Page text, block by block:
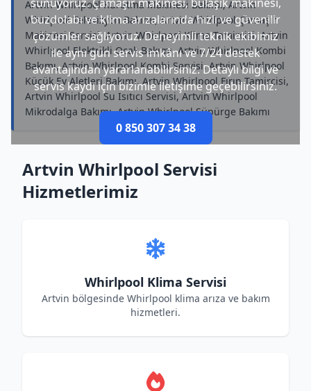
buzdolabı ve klima arızalarında hızlı ve güvenilir
çözümler sağlıyoruz. Deneyimli teknik ekibimiz
ile aynı gün servis imkânı ve 7/24 destek
avantajından yararlanabilirsiniz. Detaylı bilgi ve
servis kaydı için bizimle iletişime geçebilirsiniz.
0 850 307 34 38
Artvin Whirlpool Kurutma Makinesi Bakımı, Artvin
Whirlpool Televizyon Bakımı, Artvin Whirlpool Çamaşır
Makinesi Servisi, Artvin Whirlpool Klima Tamircisi, Artvin
Whirlpool Elektrikli Ocak Bakımı, Artvin Whirlpool Kombi
Bakımı, Artvin Whirlpool Kombi Servisi, Artvin Whirlpool
Küçük Ev Aletleri Bakımı, Artvin Whirlpool Fırın Tamircisi,
Artvin Whirlpool Su Isıtıcı Servisi, Artvin Whirlpool
Mikrodalga Bakımı, Artvin Whirlpool Süpürge Bakımı
Artvin Whirlpool Servisi
Hizmetlerimiz
Whirlpool Klima Servisi
Artvin bölgesinde Whirlpool klima arıza ve bakım
hizmetleri.